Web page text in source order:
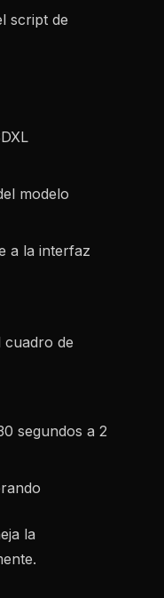
script de
modelo
a la interfaz
cuadro de
segundos a 2
la